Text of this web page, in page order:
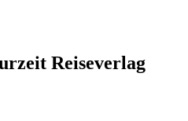
Reiseverlag